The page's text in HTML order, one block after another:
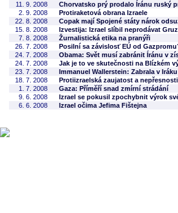
11. 9. 2008
Chorvatsko prý prodalo Íránu ruský
2. 9. 2008
Protiraketová obrana Izraele
22. 8. 2008
Copak mají Spojené státy nárok
15. 8. 2008
Izvestija: Izrael slíbil neprodávat
7. 8. 2008
Žurnalistická etika na pranýři
26. 7. 2008
Posilní sa závislosť EÚ od
24. 7. 2008
Obama: Svět musí zabránit Íránu v
24. 7. 2008
Jak je to ve skutečnosti na Blízkém
23. 7. 2008
Immanuel Wallerstein: Zabrala v
18. 7. 2008
Protiizraelská zaujatost a
1. 7. 2008
Gaza: Příměří snad zmírní strádání
9. 6. 2008
Izrael se pokusil zpochybnit výrok
6. 6. 2008
Izrael očima Jefima Fištejna